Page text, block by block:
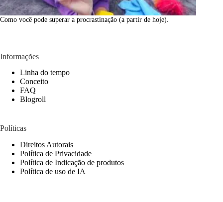
Como você pode superar a procrastinação (a partir de hoje).
Informações
Linha do tempo
Conceito
FAQ
Blogroll
Políticas
Direitos Autorais
Política de Privacidade
Política de Indicação de produtos
Política de uso de IA